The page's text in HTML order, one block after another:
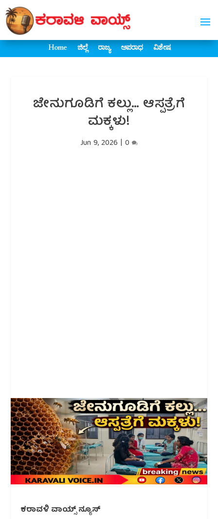
Home ಜಿಲ್ಲೆ ರಾಜ್ಯ ಅಪರಾಧ ವಿಶೇಷ
ಜೇನುಗೂಡಿಗೆ ಕಲ್ಲು… ಆಸ್ಪತ್ರೆಗೆ
ಮಕ್ಕಳು!
Jun 9, 2026 | 0
ಕರಾವಳಿ ವಾಯ್ಸ್ ನ್ಯೂಸ್